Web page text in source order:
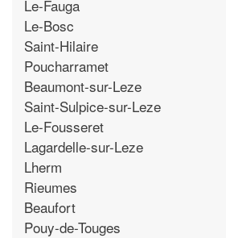
Le-Fauga
Le-Bosc
Saint-Hilaire
Poucharramet
Beaumont-sur-Leze
Saint-Sulpice-sur-Leze
Le-Fousseret
Lagardelle-sur-Leze
Lherm
Rieumes
Beaufort
Pouy-de-Touges